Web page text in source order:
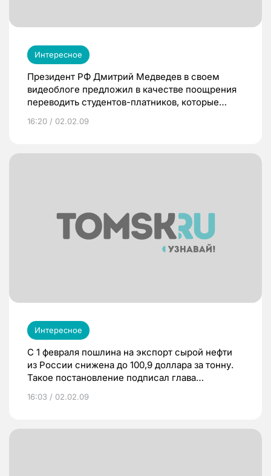
Интересное
Президент РФ Дмитрий Медведев в своем
видеоблоге предложил в качестве поощрения
переводить студентов-платников, которые
не могут платить за обучение, на бюджетные
16:20 / 02.02.09
Интересное
С 1 февраля пошлина на экспорт сырой нефти
из России снижена до 100,9 доллара за тонну.
Такое постановление подписал глава
Кроме того, понижены пошлины и на
что это положительно скажется на нефтяной
16:03 / 02.02.09